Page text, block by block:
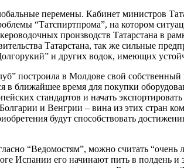
перемены. Кабинет министров
“Татспиртпрома”, на котором
производств Татарстана в
Татарстана, так же сильные
и других водок, имеющих
построила в Молдове свой
в ближайшее время для покупки
стандартов и начать
и Венгрии – вина из этих
будут способствовать
“Ведомостям”, можно считать “очень
Испании его начинают пить в полдень и